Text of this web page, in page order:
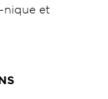
nique et